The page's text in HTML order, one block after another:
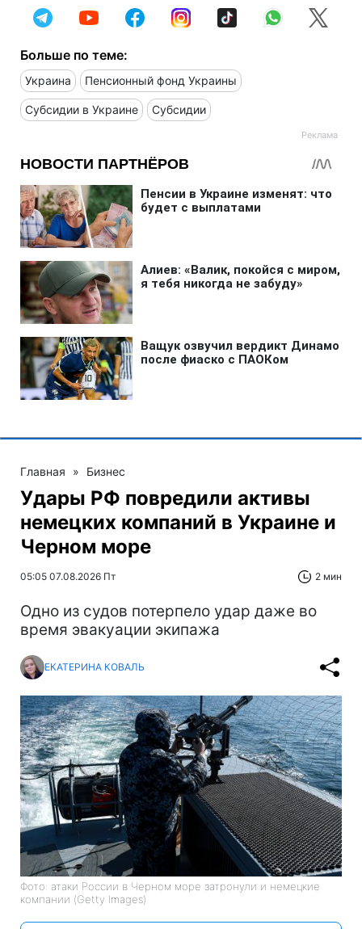
Больше по теме:
Украина Пенсионный фонд Украины
Субсидии в Украине Субсидии
Главная » Бизнес
Удары РФ повредили активы
немецких компаний в Украине и
Черном море
05:05 07.08.2026 Пт 2 мин
Одно из судов потерпело удар даже во
время эвакуации экипажа
ЕКАТЕРИНА КОВАЛЬ
Фото: атаки России в Черном море затронули и немецкие
компании (Getty Images)